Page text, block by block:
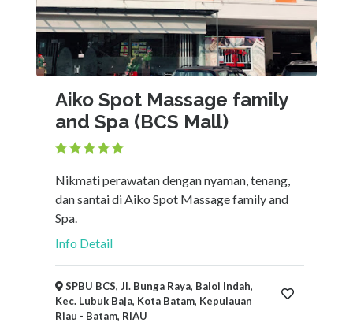
Aiko Spot Massage family
and Spa (BCS Mall)
Nikmati perawatan dengan nyaman, tenang,
dan santai di Aiko Spot Massage family and
Spa.
Info Detail
SPBU BCS, Jl. Bunga Raya, Baloi Indah,
Kec. Lubuk Baja, Kota Batam, Kepulauan
Riau - Batam, RIAU